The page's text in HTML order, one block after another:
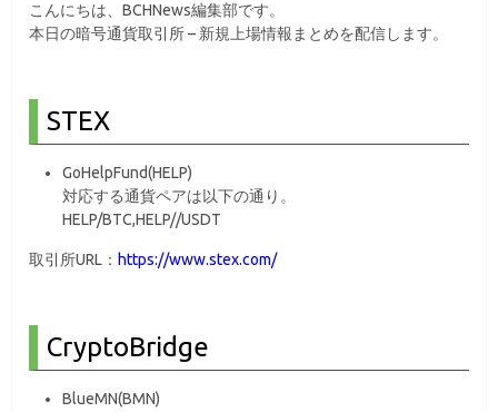
こんにちは、BCHNews編集部です。
本日の暗号通貨取引所 – 新規上場情報まとめを配信します。
STEX
GoHelpFund(HELP)
対応する通貨ペアは以下の通り。
HELP/BTC,HELP//USDT
取引所URL： https://www.stex.com/
CryptoBridge
BlueMN(BMN)